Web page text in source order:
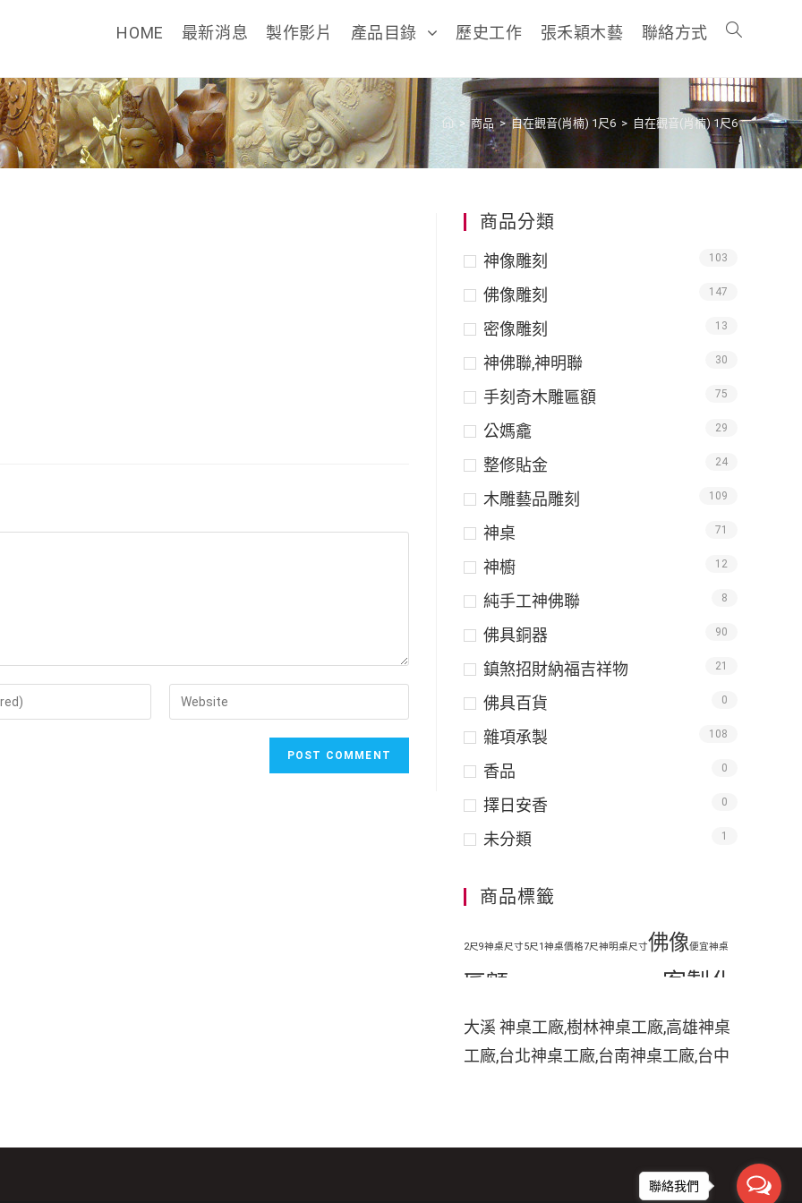
HOME 最新消息 製作影片 產品目錄 歷史工作 張禾穎木藝 聯絡方式
> 商品 > 自在觀音(肖楠) 1尺6 > 自在觀音(肖楠) 1尺6
商品分類
神像雕刻 103
佛像雕刻 147
密像雕刻 13
神佛聯,神明聯 30
手刻奇木雕匾額 75
公媽龕 29
整修貼金 24
木雕藝品雕刻 109
神桌 71
神櫥 12
純手工神佛聯 8
佛具銅器 90
鎮煞招財納福吉祥物 21
佛具百貨 0
雜項承製 108
香品 0
擇日安香 0
未分類 1
商品標籤
2尺9神桌尺寸5尺1神桌價格7尺神明桌尺寸佛像便宜神桌
匾額 客製化
客製化手工木雕匾額客製
化手工雕刻匾額客製化整修貼金彩
木雕木雕匾
大溪 神桌工廠,樹林神桌工廠,高雄神桌
工廠,台北神桌工廠,台南神桌工廠,台中
擺設禁忌,大溪神桌,鹿港神桌神像雕刻
佛具店,玄天上帝神像雕刻,吳府千歲神
聯絡我們